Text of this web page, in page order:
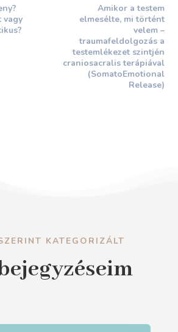
vagy
Amikor a testem
elmesélte, mi történt
velem –
traumafeldolgozás a
testemlékezet szintjén
craniosacralis terápiával
(SomatoEmotional
Release)
KATEGORIZÁLT